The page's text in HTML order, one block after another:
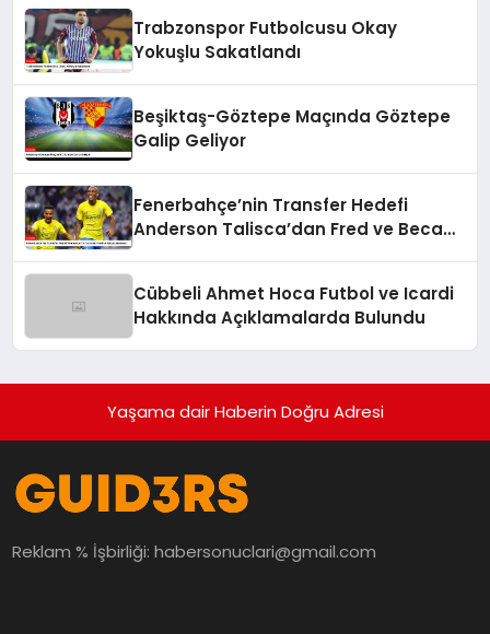
Trabzonspor Futbolcusu Okay
Yokuşlu Sakatlandı
Beşiktaş-Göztepe Maçında Göztepe
Galip Geliyor
Fenerbahçe’nin Transfer Hedefi
Anderson Talisca’dan Fred ve Becao
Cübbeli Ahmet Hoca Futbol ve Icardi
Hakkında Açıklamalarda Bulundu
Yaşama dair Haberin Doğru Adresi
Reklam % İşbirliği:habersonuclari@gmail.com